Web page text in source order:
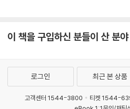
이 책을 구입하신 분들이 산 분
로그인 최근 본 상품
고객센터 1544-3800 티켓 1544-